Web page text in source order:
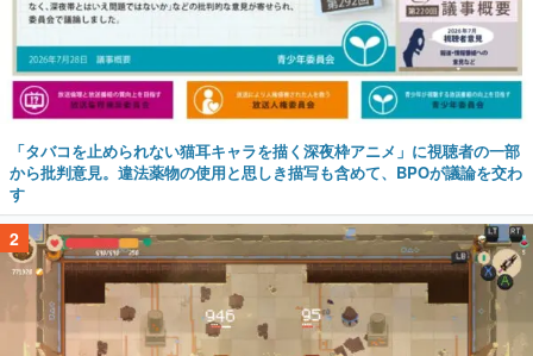
「タバコを止められない猫耳キャラを描く深夜枠アニメ」に視聴者の一部
から批判意見。違法薬物の使用と思しき描写も含めて、BPOが議論を交わ
す
2